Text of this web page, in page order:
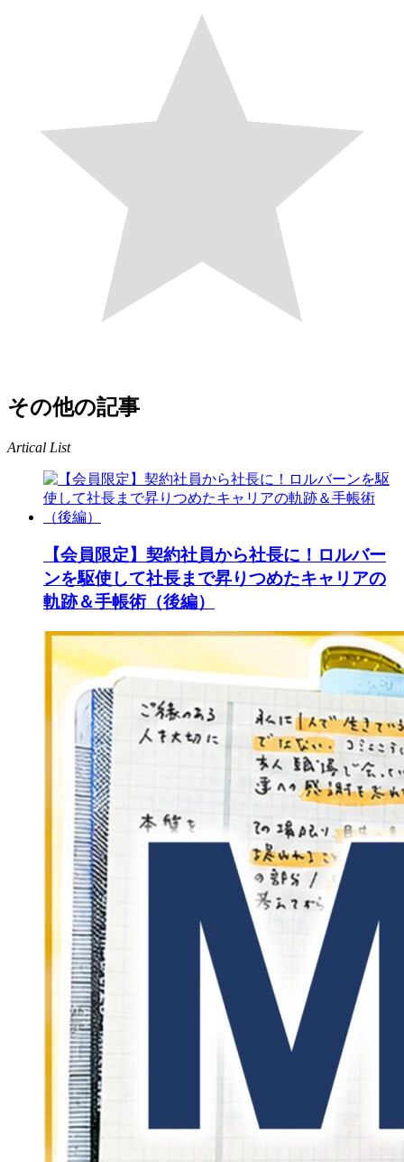
その他の記事
Artical List
【会員限定】契約社員から社長に！ロルバー
ンを駆使して社長まで昇りつめたキャリアの
軌跡＆手帳術（後編）